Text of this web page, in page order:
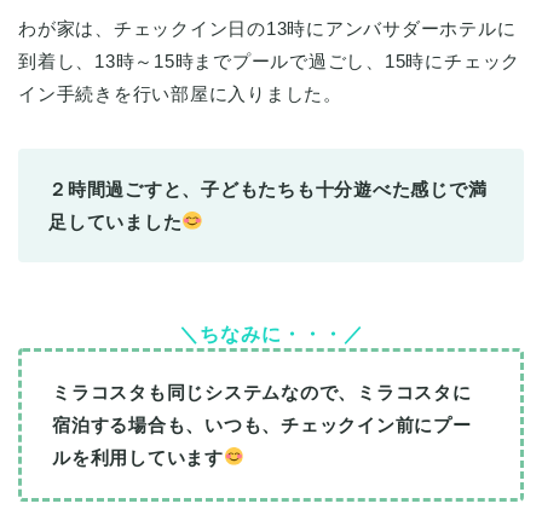
わが家は、チェックイン日の13時にアンバサダーホテルに
到着し、13時～15時までプールで過ごし、15時にチェック
イン手続きを行い部屋に入りました。
２時間過ごすと、子どもたちも十分遊べた感じで満
足していました
＼ちなみに・・・／
ミラコスタも同じシステムなので、ミラコスタに
宿泊する場合も、いつも、チェックイン前にプー
ルを利用しています